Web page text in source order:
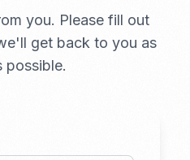
you. Please fill out
get back to you as
possible.